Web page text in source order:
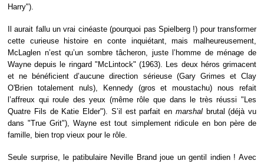
Harry").
Il aurait fallu un vrai cinéaste (pourquoi pas Spielberg !) pour transformer
cette curieuse histoire en conte inquiétant, mais malheureusement,
McLaglen n’est qu’un sombre tâcheron, juste l’homme de ménage de
Wayne depuis le ringard "McLintock" (1963). Les deux héros grimacent
et ne bénéficient d’aucune direction sérieuse (Gary Grimes et Clay
O'Brien totalement nuls), Kennedy (gros et moustachu) nous refait
l’affreux qui roule des yeux (même rôle que dans le très réussi "Les
Quatre Fils de Katie Elder"). S’il est parfait en marshalbrutal (déjà vu
dans "True Grit"), Wayne est tout simplement ridicule en bon père de
famille, bien trop vieux pour le rôle.
Seule surprise, le patibulaire Neville Brand joue un gentil indien ! Avec